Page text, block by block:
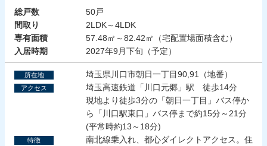
総戸数
50戸
間取り
2LDK～4LDK
専有面積
57.48㎡～82.42㎡（宅配置場面積含む）
入居時期
2027年9月下旬（予定）
所在地 埼玉県川口市朝日一丁目90,91（地番）
アクセス
埼玉高速鉄道「川口元郷」駅 徒歩14分
現地より徒歩3分の「朝日一丁目」バス停か
ら「川口駅東口」バス停まで約15分～21分
(平常時約13～18分)
特徴
南北線乗入れ、都心ダイレクトアクセス。住